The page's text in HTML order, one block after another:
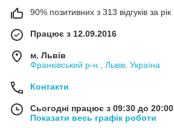
90% позитивних з 313 відгуків за рік
Працює з 12.09.2016
м. Львів
Франківський р-н., Львів, Україна
Контакти
Сьогодні працює з 09:30 до 20:00
Показати весь графік роботи